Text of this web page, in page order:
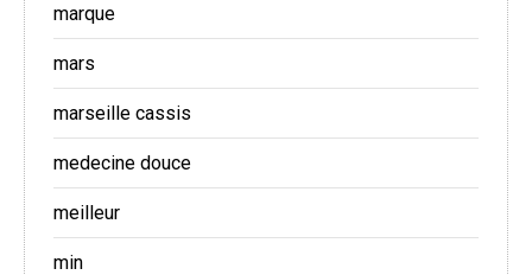
marque
mars
marseille cassis
medecine douce
meilleur
min